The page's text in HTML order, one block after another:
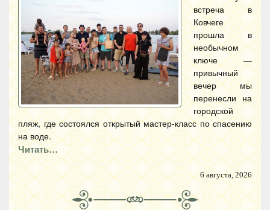
встреча в
Ковчеге
прошла в
необычном
ключе —
привычный
вечер мы
перенесли на
городской
пляж, где состоялся открытый мастер-класс по спасению
на воде.
Читать…
6 августа, 2026